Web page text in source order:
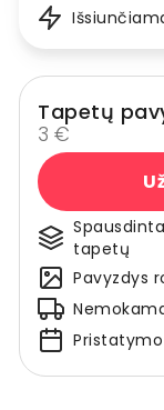
Tapetų
3 €
tapetų
Pavyzdys
Pristatymo